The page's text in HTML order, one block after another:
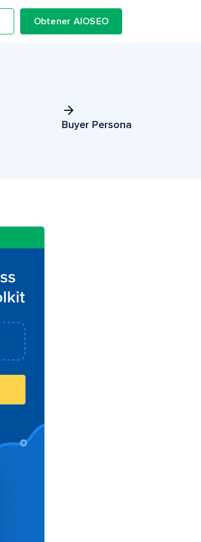
Obtener AIOSEO
Buyer Persona